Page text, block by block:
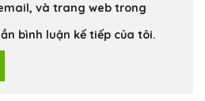
và trang web trong
bình luận kế tiếp của tôi.